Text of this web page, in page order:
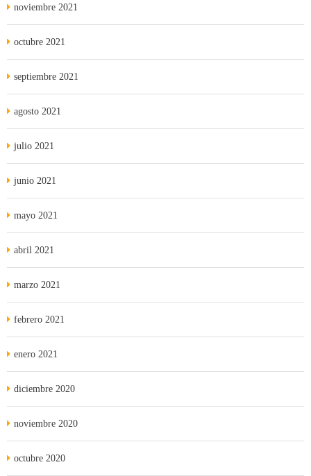
noviembre 2021
octubre 2021
septiembre 2021
agosto 2021
julio 2021
junio 2021
mayo 2021
abril 2021
marzo 2021
febrero 2021
enero 2021
diciembre 2020
noviembre 2020
octubre 2020